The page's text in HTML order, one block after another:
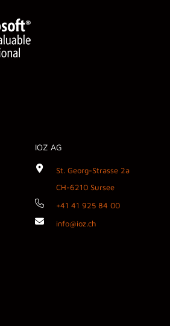
IOZ AG
St. Georg-Strasse 2a
CH-6210 Sursee
+41 41 925 84 00
info@ioz.ch